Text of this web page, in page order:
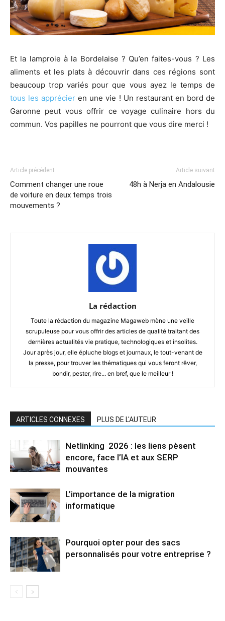
Et la lamproie à la Bordelaise ? Qu’en faites-vous ? Les
aliments et les plats à découvrir dans ces régions sont
beaucoup trop variés pour que vous ayez le temps de
tous les apprécier en une vie ! Un restaurant en bord de
Garonne peut vous offrir ce voyage culinaire hors du
commun. Vos papilles ne pourront que vous dire merci !
Article précédent
Comment changer une roue
de voiture en deux temps trois
mouvements ?
Article suivant
48h à Nerja en Andalousie
La rédaction
Toute la rédaction du magazine Magaweb mène une veille
scrupuleuse pour vous offrir des articles de qualité traitant des
dernières actualités vie pratique, technologiques et insolites.
Jour après jour, elle épluche blogs et journaux, le tout-venant de
la presse, pour trouver les thématiques qui vous feront rêver,
bondir, pester, rire... en bref, que le meilleur !
ARTICLES CONNEXES PLUS DE L'AUTEUR
Netlinking 2026 : les liens pèsent
encore, face l’IA et aux SERP
mouvantes
L’importance de la migration
informatique
Pourquoi opter pour des sacs
personnalisés pour votre entreprise ?